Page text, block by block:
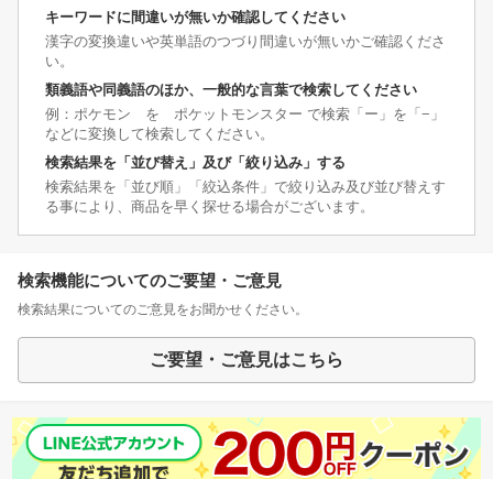
キーワードに間違いが無いか確認してください
漢字の変換違いや英単語のつづり間違いが無いかご確認くださ
い。
類義語や同義語のほか、一般的な言葉で検索してください
例：ポケモン を ポケットモンスター で検索「ー」を「−」
などに変換して検索してください。
検索結果を「並び替え」及び「絞り込み」する
検索結果を「並び順」「絞込条件」で絞り込み及び並び替えす
る事により、商品を早く探せる場合がございます。
検索機能についてのご要望・ご意見
検索結果についてのご意見をお聞かせください。
ご要望・ご意見はこちら